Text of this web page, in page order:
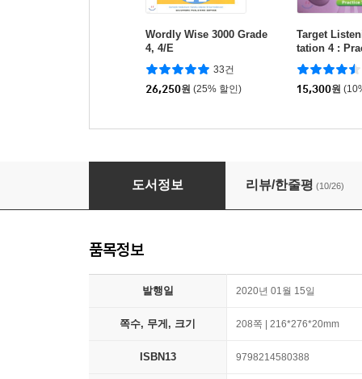
Wordly Wise 3000 Grade
4, 4/E
33건
26,250원 (25% 할인)
Target
tation 4 :
Book
15,300원
Reading Explorer 3, 3/E
도서정보 리뷰/한줄평 (10/26)
품목정보
발행일 2020년 01월 15일
쪽수, 무게, 크기 208쪽 | 216*276*20mm
ISBN13 9798214580388